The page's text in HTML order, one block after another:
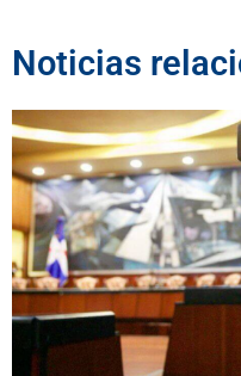
Noticias